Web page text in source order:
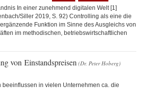
In einer zunehmend digitalen Welt [1]
Siller 2019, S. 92) Controlling als eine die
Funktion im Sinne des Ausgleichs von
im methodischen, betriebswirtschaftlichen
von Einstandspreisen (Dr. Peter Hoberg)
beeinflussen in vielen Unternehmen ca. die